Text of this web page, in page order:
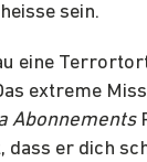
sein.
eine
extreme
Abonnements
dass er dich